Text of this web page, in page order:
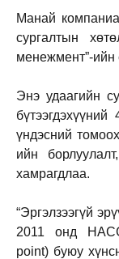
Манай
сургалтын
менежмент”-ийн
Энэ удаагийн
үндэсний
ийн
хамрагдлаа.
“Эргэлзээгүй
2011 онд
point) буюу